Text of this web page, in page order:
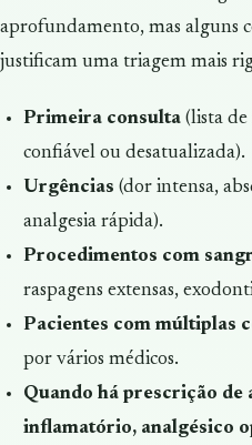
aprofundamento, mas alguns
justificam uma triagem mais
Primeira consulta(lista de
confiável ou desatualizada).
Urgências (dor intensa,
analgesia rápida).
Procedimentos com
raspagens extensas,
Pacientes com múltiplas
por vários médicos.
Quando há prescrição
inflamatório, analgésico